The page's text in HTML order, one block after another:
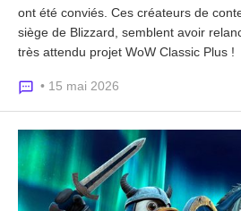
ont été conviés. Ces créateurs de
siège de Blizzard, semblent avoir
très attendu projet WoW Classic Plus !
• 15 mai 2026